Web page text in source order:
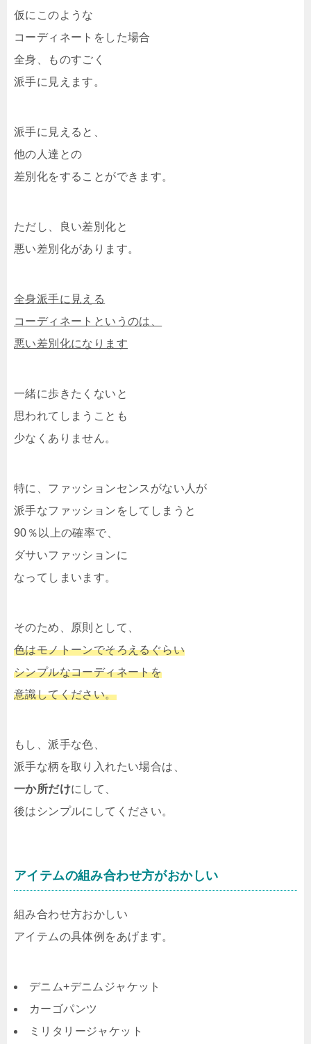
仮にこのような
コーディネートをした場合
全身、ものすごく
派手に見えます。
派手に見えると、
他の人達との
差別化をすることができます。
ただし、良い差別化と
悪い差別化があります。
全身派手に見える
コーディネートというのは、
悪い差別化になります
一緒に歩きたくないと
思われてしまうことも
少なくありません。
特に、ファッションセンスがない人が
派手なファッションをしてしまうと
90％以上の確率で、
ダサいファッションに
なってしまいます。
そのため、原則として、
色はモノトーンでそろえるぐらい
シンプルなコーディネートを
意識してください。
もし、派手な色、
派手な柄を取り入れたい場合は、
一か所だけにして、
後はシンプルにしてください。
アイテムの組み合わせ方がおかしい
組み合わせ方おかしい
アイテムの具体例をあげます。
デニム+デニムジャケット
カーゴパンツ
ミリタリージャケット